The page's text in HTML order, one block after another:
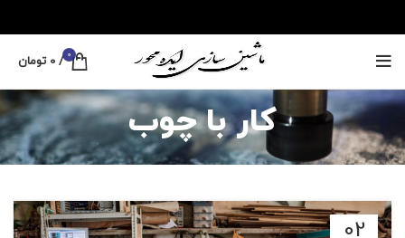
0
/
0 تومان
کار با چوب
02